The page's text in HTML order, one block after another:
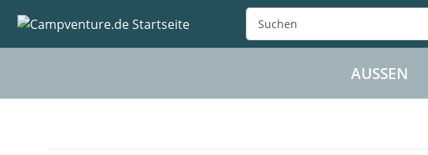
AUSSEN